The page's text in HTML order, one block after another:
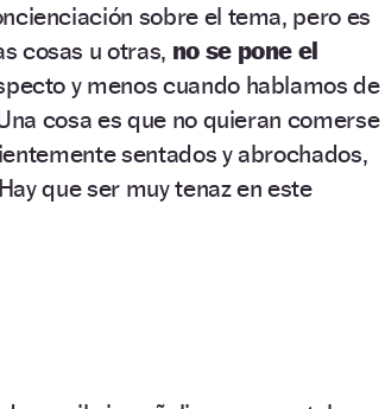
sobre el tema, pero es
cosas u otras, no se pone el
y menos cuando hablamos de
cosa es que no quieran comerse
sentados y abrochados,
que ser muy tenaz en este